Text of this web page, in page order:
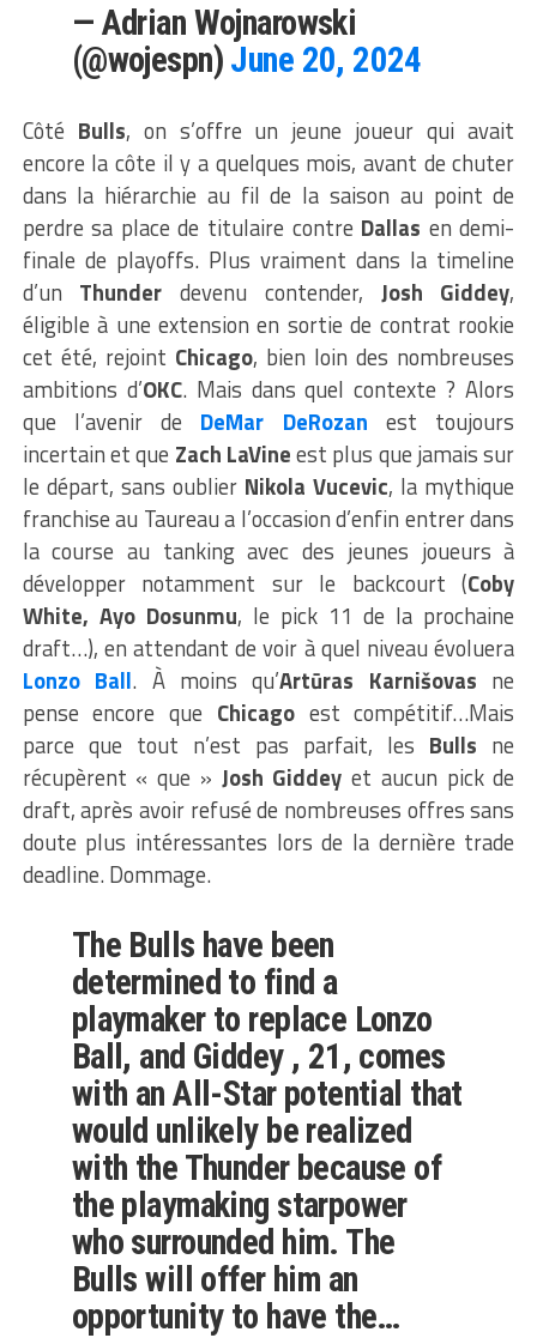
— Adrian Wojnarowski
(@wojespn) June 20, 2024
Côté Bulls, on s’offre un jeune joueur qui avait
encore la côte il y a quelques mois, avant de chuter
dans la hiérarchie au fil de la saison au point de
perdre sa place de titulaire contre Dallas en demi-
finale de playoffs. Plus vraiment dans la timeline
d’un Thunder devenu contender, Josh Giddey,
éligible à une extension en sortie de contrat rookie
cet été, rejoint Chicago, bien loin des nombreuses
ambitions d’OKC. Mais dans quel contexte ? Alors
que l’avenir de DeMar DeRozan est toujours
incertain et que Zach LaVineest plus que jamais sur
le départ, sans oublier Nikola Vucevic, la mythique
franchise au Taureau a l’occasion d’enfin entrer dans
la course au tanking avec des jeunes joueurs à
développer notamment sur le backcourt (Coby
White, Ayo Dosunmu, le pick 11 de la prochaine
draft…), en attendant de voir à quel niveau évoluera
Lonzo Ball. À moins qu’Artūras Karnišovas ne
pense encore que Chicagoest compétitif…Mais
parce que tout n’est pas parfait, les Bulls ne
récupèrent « que » Josh Giddey et aucun pick de
draft, après avoir refusé de nombreuses offres sans
doute plus intéressantes lors de la dernière trade
deadline. Dommage.
The Bulls have been
determined to find a
playmaker to replace Lonzo
Ball, and Giddey , 21, comes
with an All-Star potential that
would unlikely be realized
with the Thunder because of
the playmaking starpower
who surrounded him. The
Bulls will offer him an
opportunity to have the…